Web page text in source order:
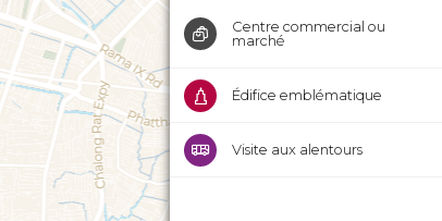
Centre commercial ou
marché
Édifice emblématique
Visite aux alentours